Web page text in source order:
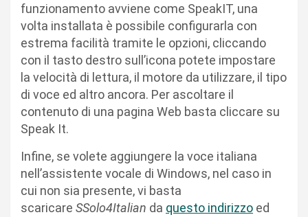
funzionamento avviene come SpeakIT, una
volta installata è possibile configurarla con
estrema facilità tramite le opzioni, cliccando
con il tasto destro sull’icona potete impostare
la velocità di lettura, il motore da utilizzare, il tipo
di voce ed altro ancora. Per ascoltare il
contenuto di una pagina Web basta cliccare su
Speak It.
Infine, se volete aggiungere la voce italiana
nell’assistente vocale di Windows, nel caso in
cui non sia presente, vi basta
scaricare SSolo4Italian da questo indirizzo ed